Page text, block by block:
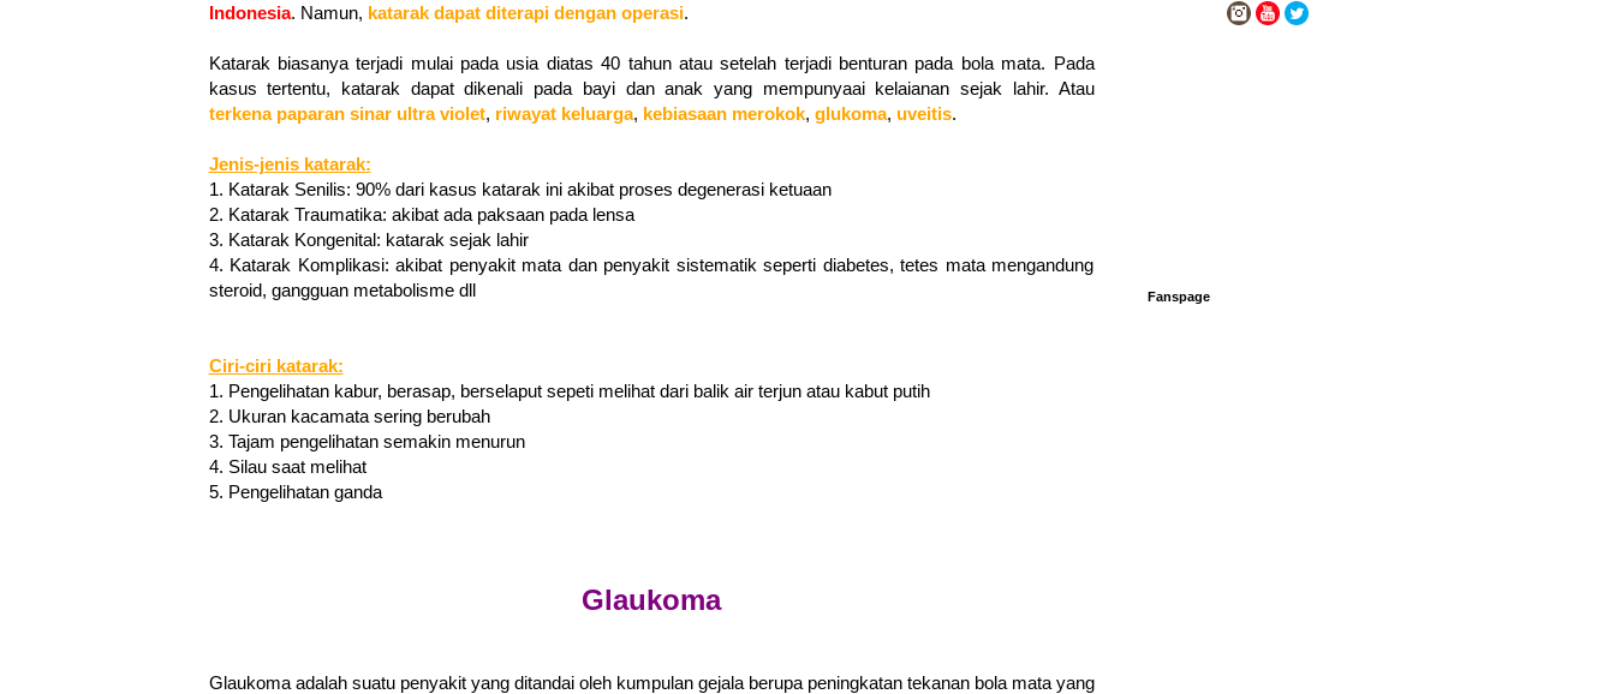
Indonesia. Namun, katarak dapat diterapi dengan operasi.
Katarak biasanya terjadi mulai pada usia diatas 40 tahun atau setelah terjadi benturan pada bola mata. Pada
kasus tertentu, katarak dapat dikenali pada bayi dan anak yang mempunyaai kelaianan sejak lahir. Atau
terkena paparan sinar ultra violet, riwayat keluarga, kebiasaan merokok, glukoma, uveitis.
Jenis-jenis katarak:
1. Katarak Senilis: 90% dari kasus katarak ini akibat proses degenerasi ketuaan
2. Katarak Traumatika: akibat ada paksaan pada lensa
3. Katarak Kongenital: katarak sejak lahir
4. Katarak Komplikasi: akibat penyakit mata dan penyakit sistematik seperti diabetes, tetes mata mengandung
steroid, gangguan metabolisme dll
Ciri-ciri katarak:
1. Pengelihatan kabur, berasap, berselaput sepeti melihat dari balik air terjun atau kabut putih
2. Ukuran kacamata sering berubah
3. Tajam pengelihatan semakin menurun
4. Silau saat melihat
5. Pengelihatan ganda
Glaukoma
Glaukoma adalah suatu penyakit yang ditandai oleh kumpulan gejala berupa peningkatan tekanan bola mata yang
Fanspage